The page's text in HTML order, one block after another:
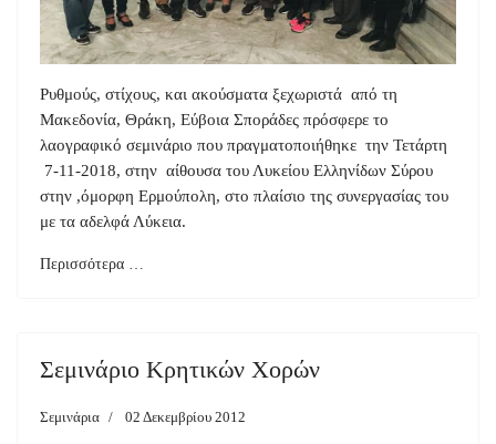
Ρυθμούς, στίχους, και ακούσματα ξεχωριστά από τη
Μακεδονία, Θράκη, Εύβοια Σποράδες πρόσφερε το
λαογραφικό σεμινάριο που πραγματοποιήθηκε την Τετάρτη
7-11-2018, στην αίθουσα του Λυκείου Ελληνίδων Σύρου
στην ,όμορφη Ερμούπολη, στο πλαίσιο της συνεργασίας του
με τα αδελφά Λύκεια.
Περισσότερα …
Σεμινάριο Κρητικών Χορών
Σεμινάρια 02 Δεκεμβρίου 2012